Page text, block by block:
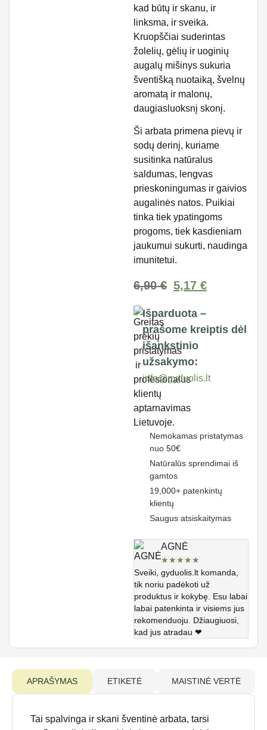
kad būtų ir skanu, ir
linksma, ir sveika.
Kruopščiai suderintas
žolelių, gėlių ir uoginių
augalų mišinys sukuria
šventišką nuotaiką, švelnų
aromatą ir malonų,
daugiasluoksnį skonį.
Ši arbata primena pievų ir
sodų derinį, kuriame
susitinka natūralus
saldumas, lengvas
prieskoningumas ir gaivios
augalinės natos. Puikiai
tinka tiek ypatingoms
progoms, tiek kasdieniam
jaukumui sukurti, naudinga
imunitetui.
6,90€ 5,17 €
Išparduota –
prašome kreiptis dėl
išankstinio
užsakymo:
info@gyduolis.lt
Nemokamas pristatymas
nuo 50€
Natūralūs sprendimai iš
gamtos
19,000+ patenkintų
klientų
Saugus atsiskaitymas
AGNĖ
★★★★★
Sveiki, gyduolis.lt komanda,
tik noriu padėkoti už
produktus ir kokybę. Esu labai
labai patenkinta ir visiems jus
rekomenduoju. Džiaugiuosi,
kad jus atradau ❤
APRAŠYMAS ETIKETĖ MAISTINĖ VERTĖ
Tai spalvinga ir skani šventinė arbata, tarsi